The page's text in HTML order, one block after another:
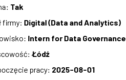
: Tak
firmy: Digital (Data and Analytics)
: Intern for Data Governance
:Łódź
pracy: 2025-08-01